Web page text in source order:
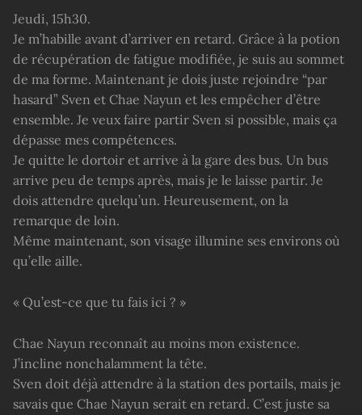
Jeudi, 15h30.
Je m’habille avant d’arriver en retard. Grâce à la potion
de récupération de fatigue modifiée, je suis au sommet
de ma forme. Maintenant je dois juste rejoindre “par
hasard” Sven et Chae Nayun et les empêcher d’être
ensemble. Je veux faire partir Sven si possible, mais ça
dépasse mes compétences.
Je quitte le dortoir et arrive à la gare des bus. Un bus
arrive peu de temps après, mais je le laisse partir. Je
dois attendre quelqu’un. Heureusement, on la
remarque de loin.
Même maintenant, son visage illumine ses environs où
qu’elle aille.
« Qu’est-ce que tu fais ici ? »
Chae Nayun reconnaît au moins mon existence.
J’incline nonchalamment la tête.
Sven doit déjà attendre à la station des portails, mais je
savais que Chae Nayun serait en retard. C’est juste sa